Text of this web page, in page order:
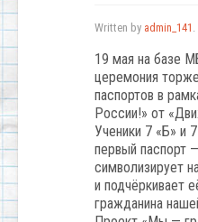
Written by admin_141
19 мая на базе
церемония
паспортов в
России!» от
Ученики 7 «Б» и
первый паспорт
символизирует
и подчёркивает
гражданина